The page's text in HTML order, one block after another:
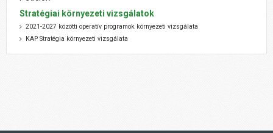
Stratégiai környezeti vizsgálatok
2021-2027 közötti operatív programok környezeti vizsgálata
KAP Stratégia környezeti vizsgálata